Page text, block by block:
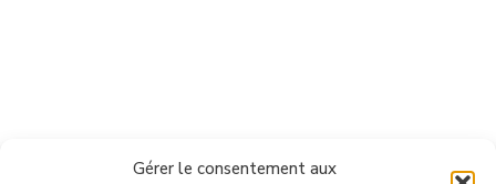
Gérer le consentement aux